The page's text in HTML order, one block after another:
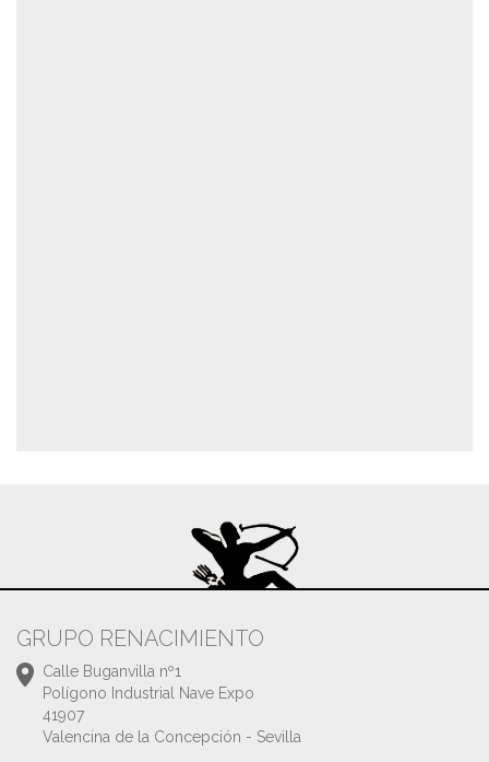
GRUPO RENACIMIENTO
Calle Buganvilla nº1
Polígono Industrial Nave Expo
41907
Valencina de la Concepción - Sevilla